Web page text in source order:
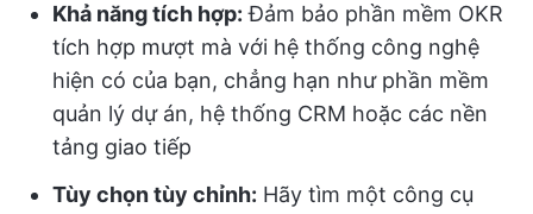
Khả năng tích hợp: Đảm bảo phần mềm OKR
tích hợp mượt mà với hệ thống công nghệ
hiện có của bạn, chẳng hạn như phần mềm
quản lý dự án, hệ thống CRM hoặc các nền
tảng giao tiếp
Tùy chọn tùy chỉnh: Hãy tìm một công cụ